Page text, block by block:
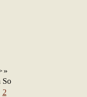
»
So
2